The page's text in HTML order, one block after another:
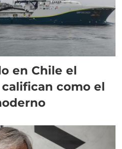
en Chile el
como el